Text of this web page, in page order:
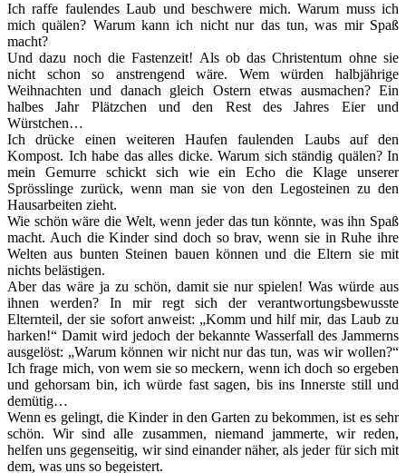
Ich raffe faulendes Laub und beschwere mich. Warum muss ich
mich quälen? Warum kann ich nicht nur das tun, was mir Spaß
macht?
Und dazu noch die Fastenzeit! Als ob das Christentum ohne sie
nicht schon so anstrengend wäre. Wem würden halbjährige
Weihnachten und danach gleich Ostern etwas ausmachen? Ein
halbes Jahr Plätzchen und den Rest des Jahres Eier und
Würstchen…
Ich drücke einen weiteren Haufen faulenden Laubs auf den
Kompost. Ich habe das alles dicke. Warum sich ständig quälen? In
mein Gemurre schickt sich wie ein Echo die Klage unserer
Sprösslinge zurück, wenn man sie von den Legosteinen zu den
Hausarbeiten zieht.
Wie schön wäre die Welt, wenn jeder das tun könnte, was ihn Spaß
macht. Auch die Kinder sind doch so brav, wenn sie in Ruhe ihre
Welten aus bunten Steinen bauen können und die Eltern sie mit
nichts belästigen.
Aber das wäre ja zu schön, damit sie nur spielen! Was würde aus
ihnen werden? In mir regt sich der verantwortungsbewusste
Elternteil, der sie sofort anweist: „Komm und hilf mir, das Laub zu
harken!“ Damit wird jedoch der bekannte Wasserfall des Jammerns
ausgelöst: „Warum können wir nicht nur das tun, was wir wollen?“
Ich frage mich, von wem sie so meckern, wenn ich doch so ergeben
und gehorsam bin, ich würde fast sagen, bis ins Innerste still und
demütig…
Wenn es gelingt, die Kinder in den Garten zu bekommen, ist es sehr
schön. Wir sind alle zusammen, niemand jammerte, wir reden,
helfen uns gegenseitig, wir sind einander näher, als jeder für sich mit
dem, was uns so begeistert.